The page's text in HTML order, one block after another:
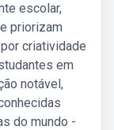
escolar,
priorizam
criatividade
em
notável,
do mundo -